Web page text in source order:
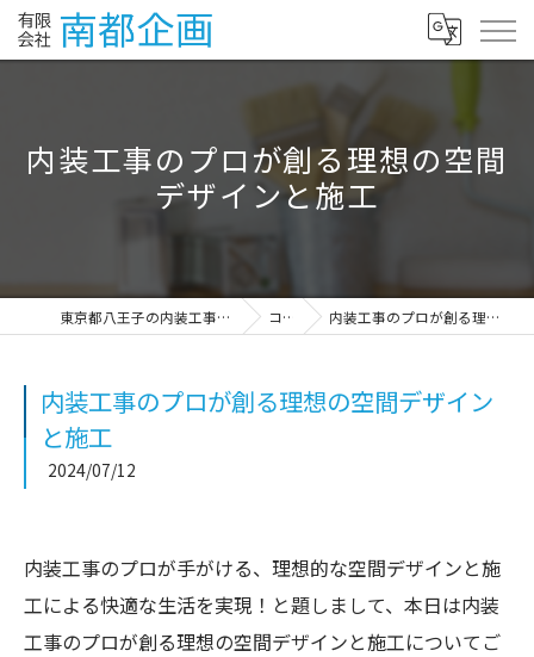
内装工事のプロが創る理想の空間
デザインと施工
東京都八王子の内装工事なら有限会社南都企画 コラム 内装工事のプロが創る理想の空間デザインと施工
内装工事のプロが創る理想の空間デザイン
と施工
2024/07/12
内装工事のプロが手がける、理想的な空間デザインと施
工による快適な生活を実現！と題しまして、本日は内装
工事のプロが創る理想の空間デザインと施工についてご